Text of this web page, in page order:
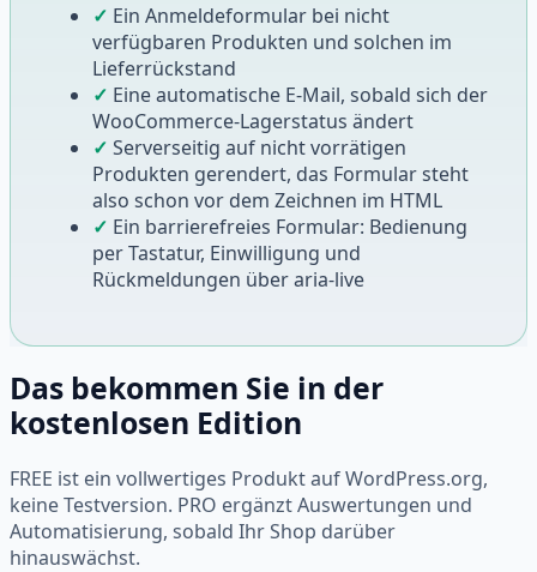
✓ Ein Anmeldeformular bei nicht
verfügbaren Produkten und solchen im
Lieferrückstand
✓ Eine automatische E-Mail, sobald sich der
WooCommerce-Lagerstatus ändert
✓ Serverseitig auf nicht vorrätigen
Produkten gerendert, das Formular steht
also schon vor dem Zeichnen im HTML
✓ Ein barrierefreies Formular: Bedienung
per Tastatur, Einwilligung und
Rückmeldungen über aria-live
Das bekommen Sie in der
kostenlosen Edition
FREE ist ein vollwertiges Produkt auf WordPress.org,
keine Testversion. PRO ergänzt Auswertungen und
Automatisierung, sobald Ihr Shop darüber
hinauswächst.